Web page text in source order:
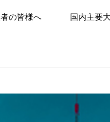
の皆様へ 国内主要